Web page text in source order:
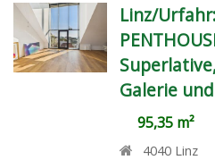
Linz/Urfahr:
Galerie
95,35 m²
4040 Linz